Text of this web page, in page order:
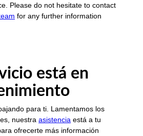
Please do not hesitate to contact
for any further information
está en
para ti. Lamentamos los
nuestra asistencia está a tu
ofrecerte más información